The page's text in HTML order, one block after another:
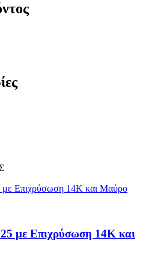
με Επιχρύσωση 14Κ και